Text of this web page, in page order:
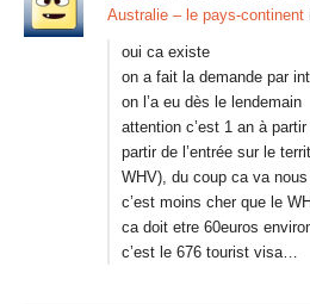
Australie – le pays-continent
oui ca existe
on a fait la demande par
on l’a eu dès le lendemain
attention c’est 1 an à
partir de l’entrée sur le
WHV), du coup ca va
c’est moins cher que le
ca doit etre 60euros
c’est le 676 tourist visa…